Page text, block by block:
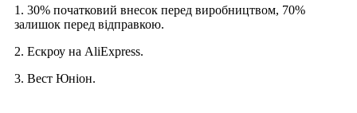
1. 30% початковий внесок перед виробництвом, 70%
залишок перед відправкою.
2. Ескроу на AliExpress.
3. Вест Юніон.